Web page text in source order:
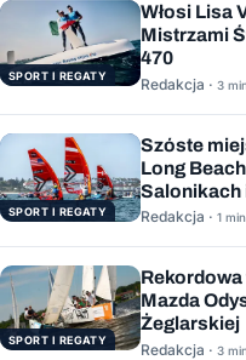
SPORT I REGATY
Włosi Lisa
Mistrzami
470
Redakcja · 3
SPORT I REGATY
Szóste
Long
Salonikach
Redakcja · 1
SPORT I REGATY
Rekordowa
Mazda
Żeglarskiej
Redakcja · 3